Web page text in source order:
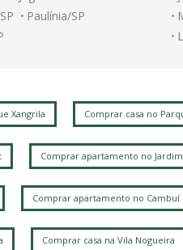
Paulínia/SP
Xangrila Comprar casa no
Comprar apartamento no
Comprar apartamento no Cambuí
Comprar casa na Vila Nogueira